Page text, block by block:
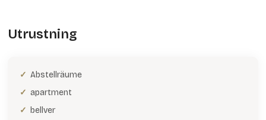
Utrustning
Abstellräume
apartment
bellver